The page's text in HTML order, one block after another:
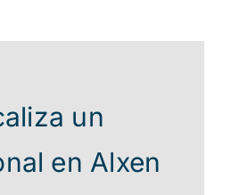
un
en Alxen